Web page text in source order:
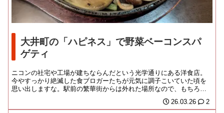
大井町の「ハピネス」で野菜ベーコンスパ
ゲティ
ニコンの社宅や工場が建ちならんだという光学通りにある洋食店。
今やすっかり絶滅した食ブロガーたちが元気に調子こいていた頃を
思い出しますな。駅前の繁華街からは外れた場所なので、もちろん
26.03.26 2